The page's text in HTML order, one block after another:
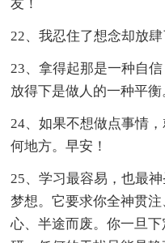
友！
22、我忍住了想念却放肆
23、拿得起那是一种自
放得下是做人的一种平衡
24、如果不想做点事情
何地方。早安！
25、学习最容易，也最
梦想。它要求你全神贯
心、半途而废。你一旦